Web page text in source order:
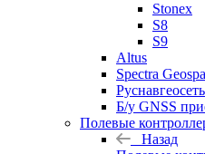
Stonex
S8
S9
Altus
Spectra
Руснавгеосеть
Б/у GNSS
Полевые
Назад